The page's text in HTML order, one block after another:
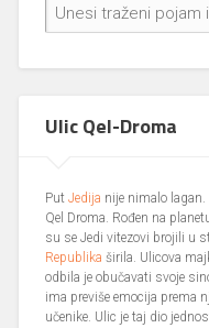
Ulic Qel-Droma
PutJedija nije nimalo
Qel Droma. Rođen na
su se Jedi vitezovi brojili u
Republika širila. Ulicova
odbila je obučavati svoje
ima previše emocija prema
učenike. Ulic je taj dio